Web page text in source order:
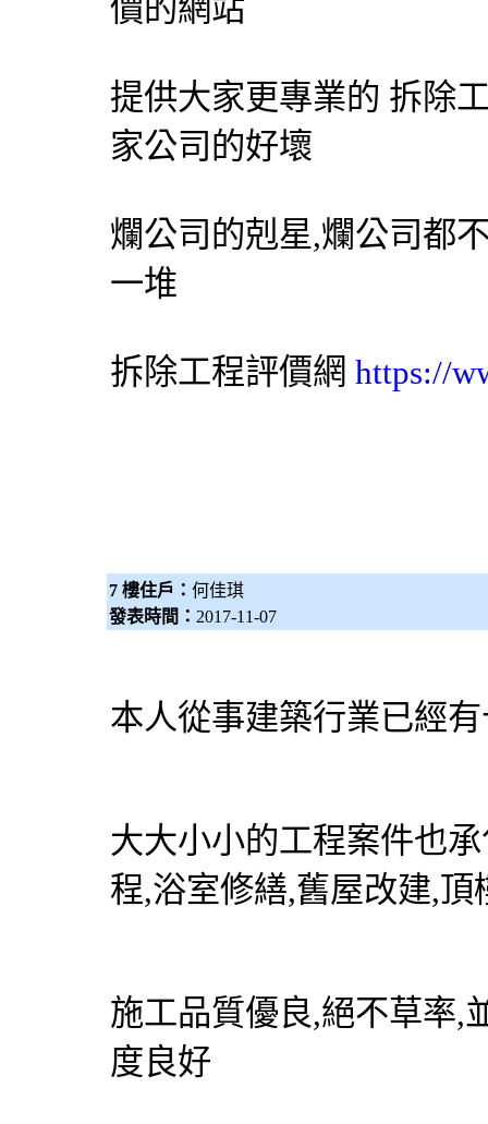
價的網站
提供大家更專業的 拆除
家公司的好壞
爛公司的剋星,爛公司都
一堆
拆除工程評價網 https://
7 樓住戶： 何佳琪
發表時間： 2017-11-07
本人從事建築行業已經
大大小小的工程案件也
程,浴室修繕,舊屋改建,頂
施工品質優良,絕不草率,
度良好